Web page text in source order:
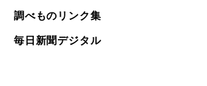
調べものリンク集
毎日新聞デジタル